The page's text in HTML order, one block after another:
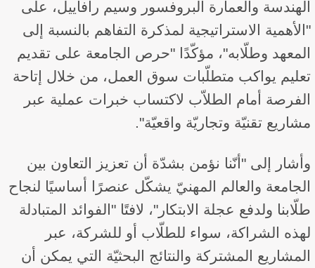
الهندسة والعمارة البروفسور وسيم رافاييل، على
"الأهمية الاستراتيجية لمذكرة التفاهم بالنسبة إلى
المعهد وطلّابه"، مؤكّدًا "حرص الجامعة على تقديم
تعليم يواكب متطلّبات سوق العمل، من خلال إتاحة
الفرصة أمام الطلاّب لاكتساب خبرات عملية عبر
مشاريع تقنيّة وتجاريّة واقعيّة".
وأشار إلى "أنّنا نؤمن بشدّة أن تعزيز التعاون بين
الجامعة والعالم المهنيّ يشكّل عنصرًا أساسيًا لنجاح
طلّابنا ولدفع عجلة الابتكار"، لافتًا "الفوائد المتبادلة
لهذه الشراكة، سواء للطلّاب أو للشركة، عبر
المشاريع المشتركة والنتائج البحثيّة التي يمكن أن